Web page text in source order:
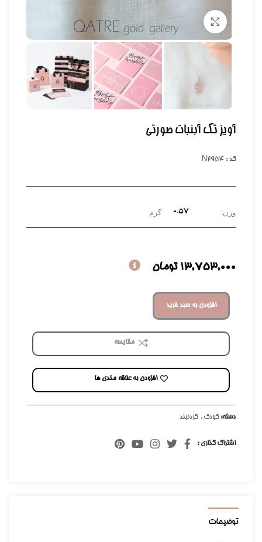
آویز تک آبنبات صورتی
کد : N2954
وزن: ۰.۵۷ گرم
13,753,000 تومان
افزودن به سبد خرید
مقایسه
افزودن به علاقه مندی ها
دسته: کودک , گردنبند
اشتراک گذاری :
توضیحات